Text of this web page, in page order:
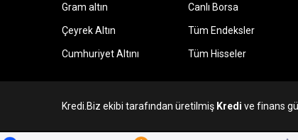
Gram altın
Çeyrek Altın
Cumhuriyet Altını
Canlı Borsa
Tüm Endeksler
Tüm Hisseler
Kredi.Biz ekibi tarafından üretilmiş Kredi ve finans